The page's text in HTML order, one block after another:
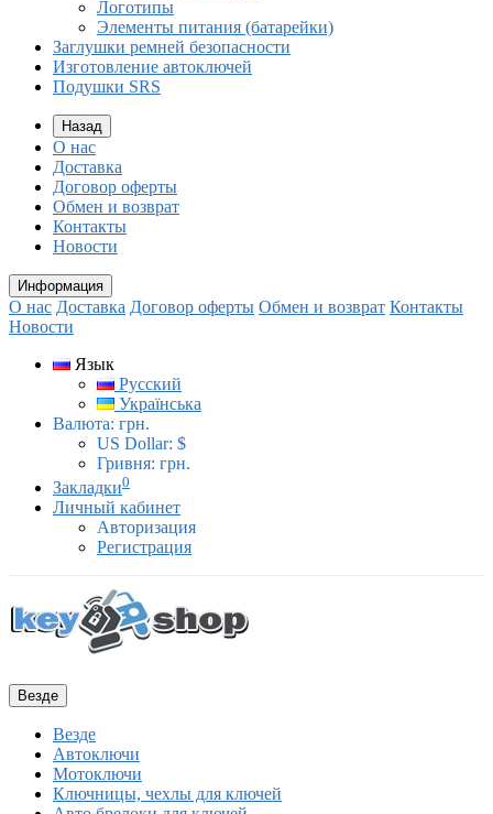
Логотипы
Элементы питания (батарейки)
Заглушки ремней безопасности
Изготовление автоключей
Подушки SRS
Назад
О нас
Доставка
Договор оферты
Обмен и возврат
Контакты
Новости
Информация
О нас Доставка Договор оферты Обмен и возврат Контакты
Новости
Язык
Русский
Українська
Валюта: грн.
US Dollar: $
Гривня: грн.
Закладки0
Личный кабинет
Авторизация
Регистрация
Везде
Везде
Автоключи
Мотоключи
Ключницы, чехлы для ключей